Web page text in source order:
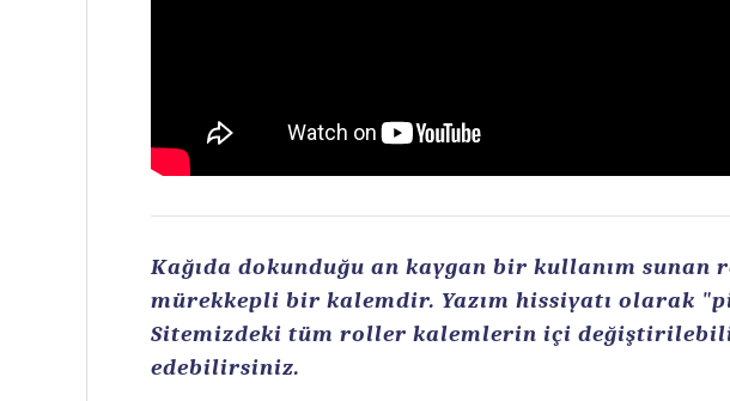
Kağıda dokunduğu an kaygan bir kullanım
mürekkepli bir kalemdir. Yazım hissiyatı olarak
Sitemizdeki tüm roller kalemlerin içi
edebilirsiniz.